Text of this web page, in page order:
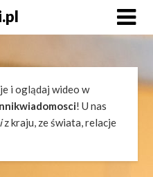
i oglądaj wideo w
! U nas
z kraju, ze świata, relacje